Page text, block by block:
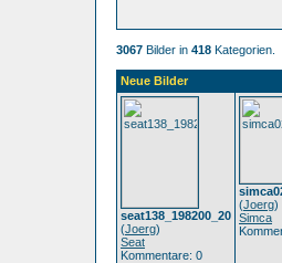
3067 Bilder in 418 Kategorien.
Neue Bilder
seat138_198200_20
(Joerg)
Seat
Kommentare: 0
(Joerg)
Simca